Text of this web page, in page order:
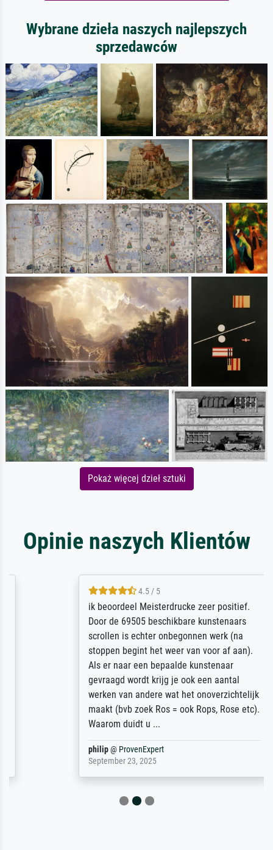
Wybrane dzieła naszych najlepszych
sprzedawców
Pokaż więcej dzieł sztuki
Opinie naszych Klientów
4.5 / 5
ik beoordeel Meisterdrucke zeer positief.
Door de 69505 beschikbare kunstenaars
scrollen is echter onbegonnen werk (na
stoppen begint het weer van voor af aan).
Als er naar een bepaalde kunstenaar
gevraagd wordt krijg je ook een aantal
werken van andere wat het onoverzichtelijk
maakt (bvb zoek Ros = ook Rops, Rose etc).
Waarom duidt u ...
ProvenExpert
September 23, 2025